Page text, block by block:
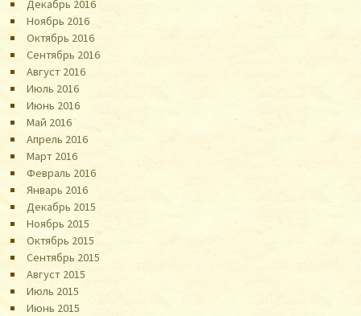
Декабрь 2016
Ноябрь 2016
Октябрь 2016
Сентябрь 2016
Август 2016
Июль 2016
Июнь 2016
Май 2016
Апрель 2016
Март 2016
Февраль 2016
Январь 2016
Декабрь 2015
Ноябрь 2015
Октябрь 2015
Сентябрь 2015
Август 2015
Июль 2015
Июнь 2015